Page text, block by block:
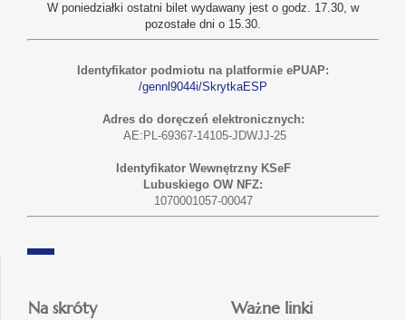
W poniedziałki ostatni bilet wydawany jest o godz. 17.30, w
pozostałe dni o 15.30.
Identyfikator podmiotu na platformie ePUAP:
/gennl9044i/SkrytkaESP
Adres do doręczeń elektronicznych:
AE:PL-69367-14105-JDWJJ-25
Identyfikator Wewnętrzny KSeF
Lubuskiego OW NFZ:
1070001057-00047
Na skróty Ważne linki